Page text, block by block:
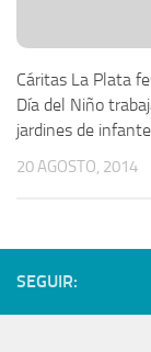
Cáritas La Plata
Día del Niño
jardines de
20 AGOSTO, 2014
SEGUIR: